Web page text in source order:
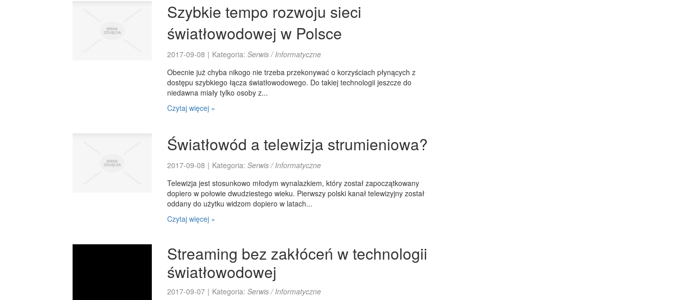
Szybkie tempo rozwoju sieci
światłowodowej w Polsce
2017-09-08 | Kategoria: Serwis / Informatyczne
Obecnie już chyba nikogo nie trzeba przekonywać o korzyściach płynących z
dostępu szybkiego łącza światłowodowego. Do takiej technologii jeszcze do
niedawna miały tylko osoby z...
Czytaj więcej »
Światłowód a telewizja strumieniowa?
2017-09-08 | Kategoria: Serwis / Informatyczne
Telewizja jest stosunkowo młodym wynalazkiem, który został zapoczątkowany
dopiero w połowie dwudziestego wieku. Pierwszy polski kanał telewizyjny został
oddany do użytku widzom dopiero w latach...
Czytaj więcej »
Streaming bez zakłóceń w technologii
światłowodowej
2017-09-07 | Kategoria: Serwis / Informatyczne